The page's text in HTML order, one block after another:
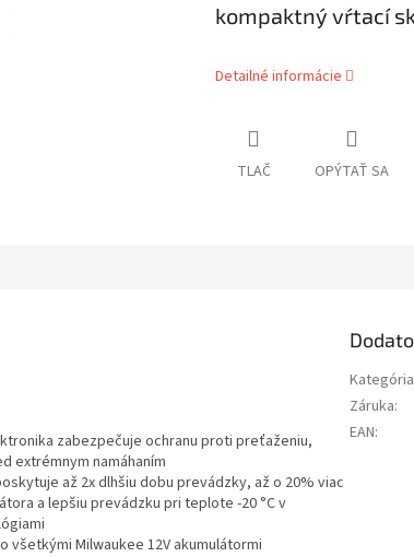
kompaktný vŕtací
Detailné informácie
TLAČ OPÝTAŤ SA
zabezpečuje ochranu proti preťaženiu,
extrémnym namáhaním
až 2x dlhšiu dobu prevádzky, až o 20% viac
a lepšiu prevádzku pri teplote -20 °C v
všetkými Milwaukee 12V akumulátormi
Kategória
Záruka:
EAN: